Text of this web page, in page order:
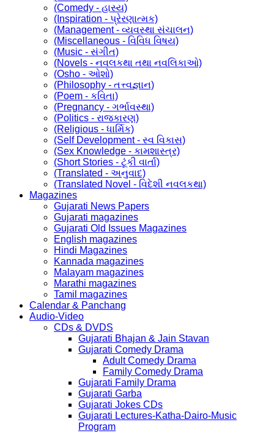
(Comedy - હાસ્ય)
(Inspiration - પ્રેરણાત્મક)
(Management - વ્યવસ્થા સંચાલન)
(Miscellaneous - વિવિધ વિષય)
(Music - સંગીત)
(Novels - નવલકથા તથા નવલિકાઓ)
(Osho - ઓશો)
(Philosophy - તત્ત્વજ્ઞાન)
(Poem - કવિતા)
(Pregnancy - ગર્ભાવસ્થા)
(Politics - રાજકારણ)
(Religious - ધાર્મિક)
(Self Development - સ્વ વિકાસ)
(Sex Knowledge - કામશાસ્ત્ર)
(Short Stories - ટૂંકી વાર્તા)
(Translated - અનુવાદ)
(Translated Novel - વિદેશી નવલકથા)
Magazines
Gujarati News Papers
Gujarati magazines
Gujarati Old Issues Magazines
English magazines
Hindi Magazines
Kannada magazines
Malayam magazines
Marathi magazines
Tamil magazines
Calendar & Panchang
Audio-Video
CDs & DVDS
Gujarati Bhajan & Jain Stavan
Gujarati Comedy Drama
Adult Comedy Drama
Family Comedy Drama
Gujarati Family Drama
Gujarati Garba
Gujarati Jokes CDs
Gujarati Lectures-Katha-Dairo-Music
Program